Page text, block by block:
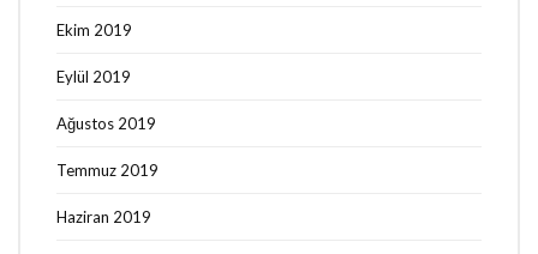
Ekim 2019
Eylül 2019
Ağustos 2019
Temmuz 2019
Haziran 2019